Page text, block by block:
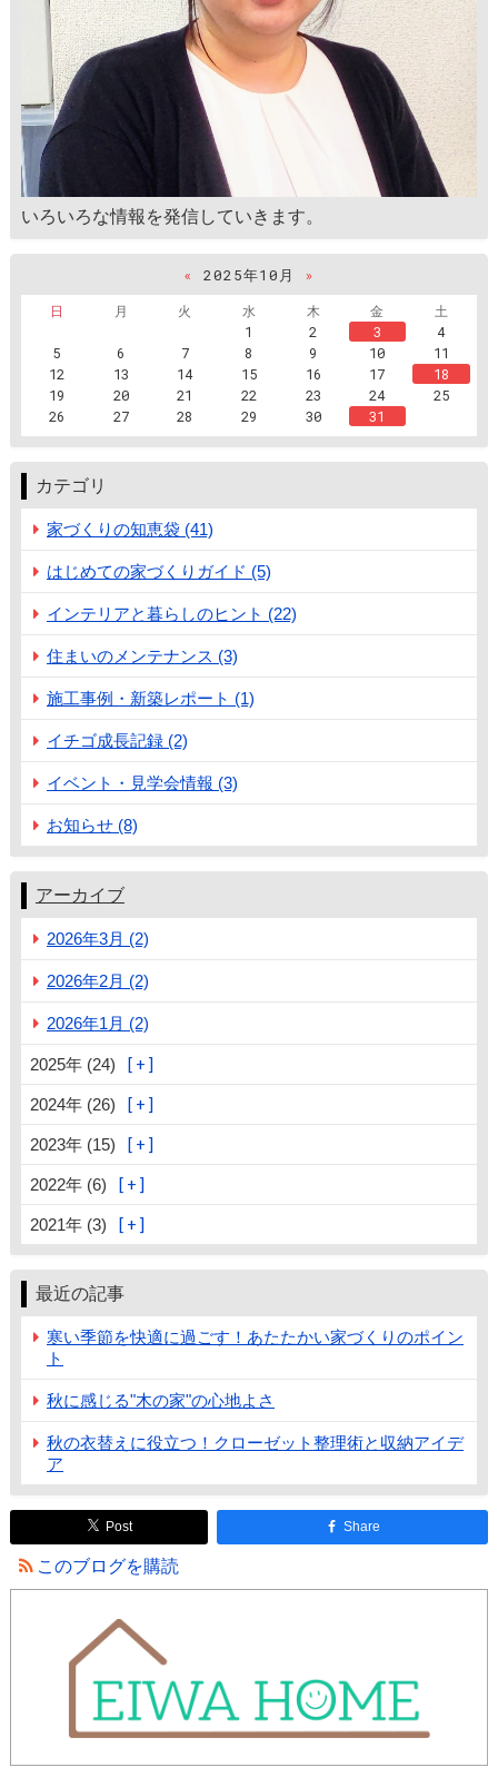
いろいろな情報を発信していきます。
« 2025年10月
»
日
月 火 水 木 金
土
1
2 3
4
5
6 7 8 9 10
11
12
13 14 15 16 17
18
19
20 21 22 23 24
25
26
27 28 29 30 31
カテゴリ
家づくりの知恵袋 (41)
はじめての家づくりガイド (5)
インテリアと暮らしのヒント (22)
住まいのメンテナンス (3)
施工事例・新築レポート (1)
イチゴ成長記録 (2)
イベント・見学会情報 (3)
お知らせ (8)
アーカイブ
2026年3月 (2)
2026年2月 (2)
2026年1月 (2)
2025年 (24)
2024年 (26)
2023年 (15)
2022年 (6)
2021年 (3)
最近の記事
寒い季節を快適に過ごす！あたたかい家づくりのポイン
ト
秋に感じる"木の家"の心地よさ
秋の衣替えに役立つ！クローゼット整理術と収納アイデ
ア
Post Share
このブログを購読